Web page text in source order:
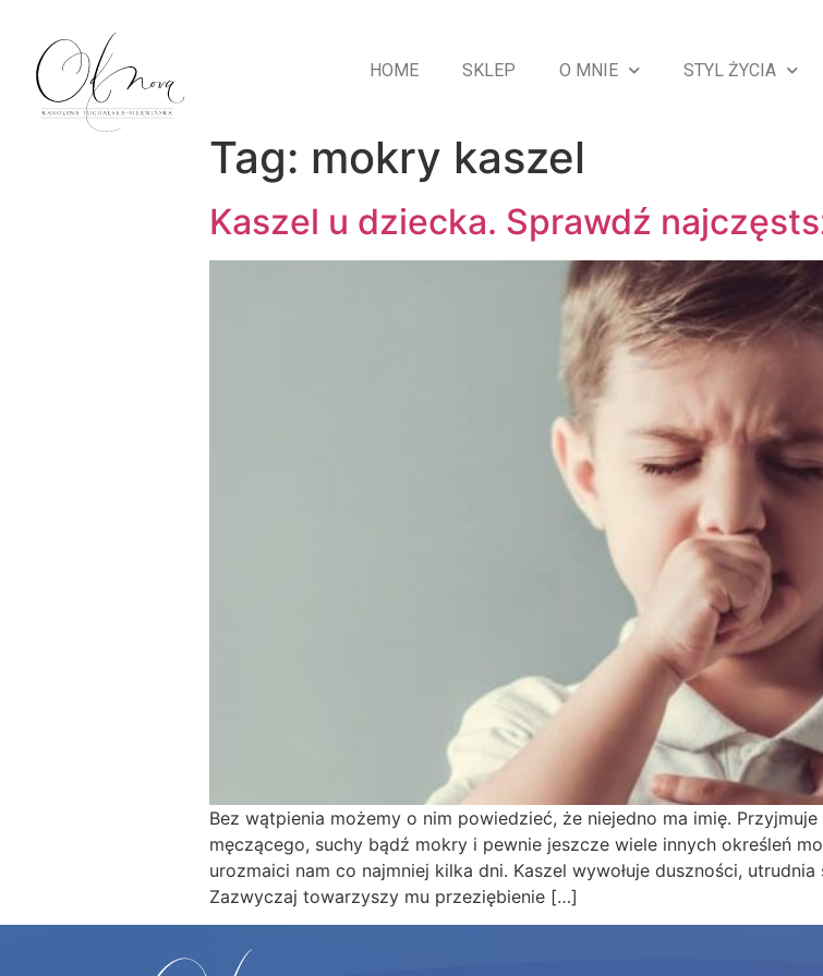
HOME SKLEP O MNIE STYL ŻYCIA
Tag: mokry kaszel
Kaszel u dziecka. Sprawdź
Bez wątpienia możemy o nim powiedzieć, że niejedno ma imię.
męczącego, suchy bądź mokry i pewnie jeszcze wiele innych określeń
urozmaici nam co najmniej kilka dni. Kaszel wywołuje duszności,
Zazwyczaj towarzyszy mu przeziębienie […]